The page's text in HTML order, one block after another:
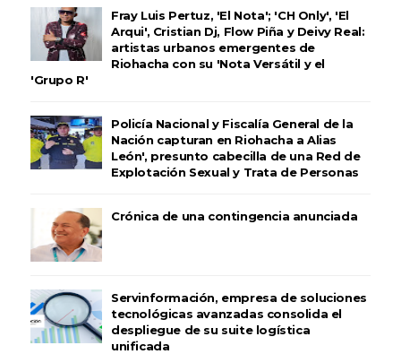
Fray Luis Pertuz, 'El Nota'; 'CH Only', 'El
Arqui', Cristian Dj, Flow Piña y Deivy Real:
artistas urbanos emergentes de
Riohacha con su 'Nota Versátil y el
'Grupo R'
Policía Nacional y Fiscalía General de la
Nación capturan en Riohacha a Alias
León', presunto cabecilla de una Red de
Explotación Sexual y Trata de Personas
Crónica de una contingencia anunciada
Servinformación, empresa de soluciones
tecnológicas avanzadas consolida el
despliegue de su suite logística
unificada